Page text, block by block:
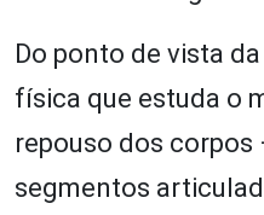
Do ponto de vista
física que estuda o
repouso dos corpos
segmentos